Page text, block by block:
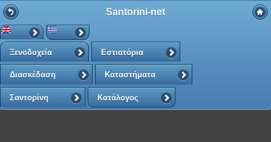
Santorini-net
Ξενοδοχεία Εστιατόρια
Διασκέδαση Καταστήματα
Σαντορίνη Κατάλογος